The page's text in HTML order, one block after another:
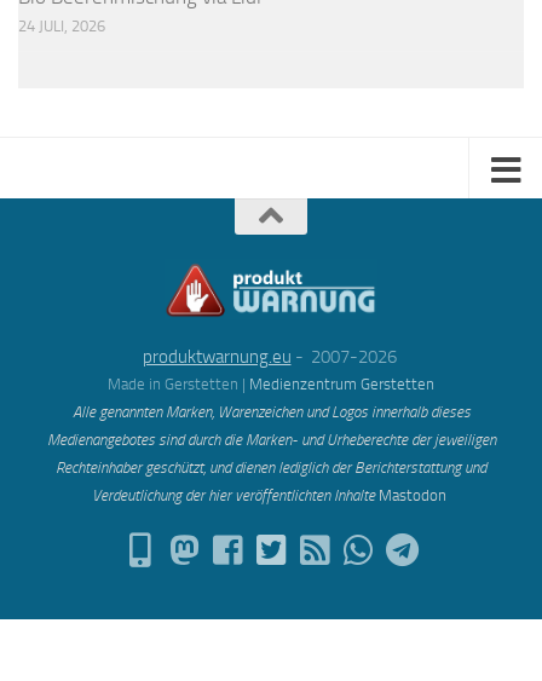
24 JULI, 2026
produktwarnung.eu - 2007-2026
Made in Gerstetten | Medienzentrum Gerstetten
Alle genannten Marken, Warenzeichen und Logos innerhalb dieses
Medienangebotes sind durch die Marken- und Urheberechte der jeweiligen
Rechteinhaber geschützt, und dienen lediglich der Berichterstattung und
Verdeutlichung der hier veröffentlichten Inhalte Mastodon